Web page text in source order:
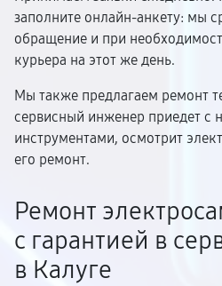
заполните онлайн-анкету: мы
обращение и при
курьера на этот же день.
Мы также предлагаем ремонт
сервисный инженер приедет с
инструментами, осмотрит
его ремонт.
Ремонт
с гарантией в
в Калуге